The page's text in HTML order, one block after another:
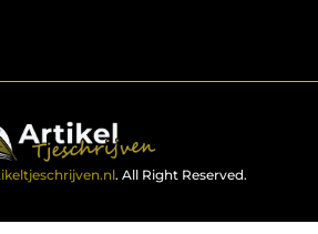
. All Right Reserved.